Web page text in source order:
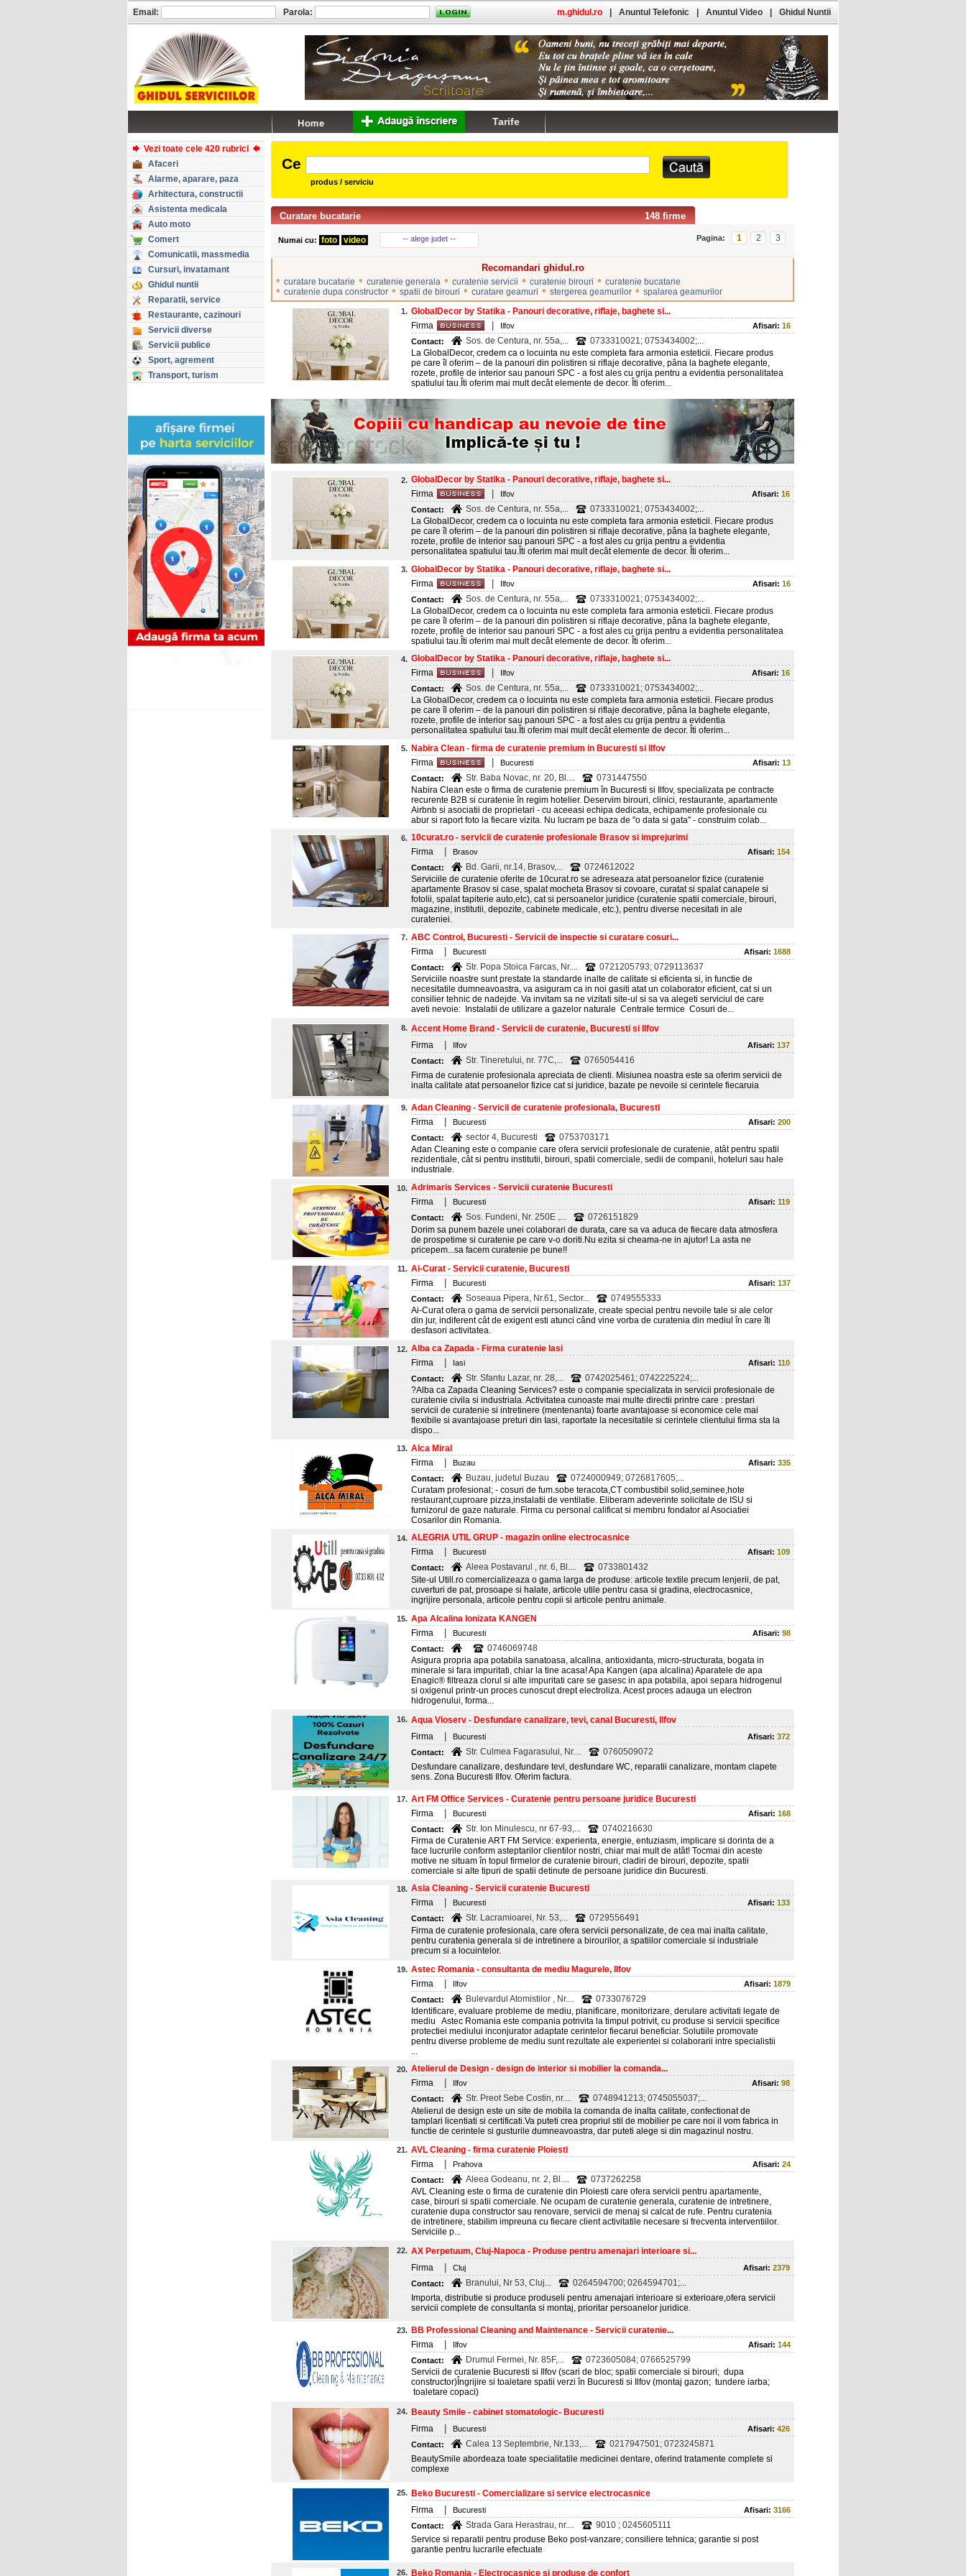
Vezi toate cele 420 rubrici
Afaceri
Alarme, aparare, paza
Arhitectura, constructii
Asistenta medicala
Auto moto
Comert
Comunicatii, massmedia
Cursuri, invatamant
Ghidul nuntii
Reparatii, service
Restaurante, cazinouri
Servicii diverse
Servicii publice
Sport, agrement
Transport, turism
Ce
produs / serviciu
148 firme
Curatare bucatarie
Numai cu: foto video -- alege judet -- Pagina: 1 2 3
Recomandari ghidul.ro
• curatare bucatarie • curatenie generala • curatenie servicii • curatenie birouri • curatenie bucatarie
• curatenie dupa constructor • spatii de birouri • curatare geamuri • stergerea geamurilor • spalarea geamurilor
1. GlobalDecor by Statika - Panouri decorative, riflaje, baghete si...
Firma
Ilfov Afisari: 16
Contact:
Sos. de Centura, nr. 55a,...
0733310021; 0753434002;...
La GlobalDecor, credem ca o locuinta nu este completa fara armonia esteticii. Fiecare produs
pe care îl oferim – de la panouri din polistiren si riflaje decorative, pâna la baghete elegante,
rozete, profile de interior sau panouri SPC - a fost ales cu grija pentru a evidentia personalitatea
spatiului tau.Îti oferim mai mult decât elemente de decor. Îti oferim...
2. GlobalDecor by Statika - Panouri decorative, riflaje, baghete si...
Firma
Ilfov Afisari: 16
Contact:
Sos. de Centura, nr. 55a,...
0733310021; 0753434002;...
La GlobalDecor, credem ca o locuinta nu este completa fara armonia esteticii. Fiecare produs
pe care îl oferim – de la panouri din polistiren si riflaje decorative, pâna la baghete elegante,
rozete, profile de interior sau panouri SPC - a fost ales cu grija pentru a evidentia
personalitatea spatiului tau.Îti oferim mai mult decât elemente de decor. Îti oferim...
3. GlobalDecor by Statika - Panouri decorative, riflaje, baghete si...
Firma
Ilfov Afisari: 16
Contact:
Sos. de Centura, nr. 55a,...
0733310021; 0753434002;...
La GlobalDecor, credem ca o locuinta nu este completa fara armonia esteticii. Fiecare produs
pe care îl oferim – de la panouri din polistiren si riflaje decorative, pâna la baghete elegante,
rozete, profile de interior sau panouri SPC - a fost ales cu grija pentru a evidentia personalitatea
spatiului tau.Îti oferim mai mult decât elemente de decor. Îti oferim...
4. GlobalDecor by Statika - Panouri decorative, riflaje, baghete si...
Firma
Ilfov Afisari: 16
Contact:
Sos. de Centura, nr. 55a,...
0733310021; 0753434002;...
La GlobalDecor, credem ca o locuinta nu este completa fara armonia esteticii. Fiecare produs
pe care îl oferim – de la panouri din polistiren si riflaje decorative, pâna la baghete elegante,
rozete, profile de interior sau panouri SPC - a fost ales cu grija pentru a evidentia
personalitatea spatiului tau.Îti oferim mai mult decât elemente de decor. Îti oferim...
5. Nabira Clean - firma de curatenie premium in Bucuresti si Ilfov
Firma
Bucuresti Afisari: 13
Contact:
Str. Baba Novac, nr. 20, Bl....
0731447550
Nabira Clean este o firma de curatenie premium în Bucuresti si Ilfov, specializata pe contracte
recurente B2B si curatenie în regim hotelier. Deservim birouri, clinici, restaurante, apartamente
Airbnb si asociatii de proprietari - cu aceeasi echipa dedicata, echipamente profesionale cu
abur si raport foto la fiecare vizita. Nu lucram pe baza de "o data si gata" - construim colab...
6. 10curat.ro - servicii de curatenie profesionale Brasov si imprejurimi
Firma
Brasov Afisari: 154
Contact:
Bd. Garii, nr.14, Brasov,...
0724612022
Serviciile de curatenie oferite de 10curat.ro se adreseaza atat persoanelor fizice (curatenie
apartamente Brasov si case, spalat mocheta Brasov si covoare, curatat si spalat canapele si
fotolii, spalat tapiterie auto,etc), cat si persoanelor juridice (curatenie spatii comerciale, birouri,
magazine, institutii, depozite, cabinete medicale, etc.), pentru diverse necesitati in ale
curateniei.
7. ABC Control, Bucuresti - Servicii de inspectie si curatare cosuri...
Firma
Bucuresti Afisari: 1688
Contact:
Str. Popa Stoica Farcas, Nr....
0721205793; 0729113637
Serviciile noastre sunt prestate la standarde inalte de calitate si eficienta si, in functie de
necesitatile dumneavoastra, va asiguram ca in noi gasiti atat un colaborator eficient, cat si un
consilier tehnic de nadejde. Va invitam sa ne vizitati site-ul si sa va alegeti serviciul de care
aveti nevoie: Instalatii de utilizare a gazelor naturale Centrale termice Cosuri de...
8. Accent Home Brand - Servicii de curatenie, Bucuresti si Ilfov
Firma
Ilfov Afisari: 137
Contact:
Str. Tineretului, nr. 77C,...
0765054416
Firma de curatenie profesionala apreciata de clienti. Misiunea noastra este sa oferim servicii de
inalta calitate atat persoanelor fizice cat si juridice, bazate pe nevoile si cerintele fiecaruia
9. Adan Cleaning - Servicii de curatenie profesionala, Bucuresti
Firma
Bucuresti Afisari: 200
Contact:
sector 4, Bucuresti
0753703171
Adan Cleaning este o companie care ofera servicii profesionale de curatenie, atât pentru spatii
rezidentiale, cât si pentru institutii, birouri, spatii comerciale, sedii de companii, hoteluri sau hale
industriale.
10. Adrimaris Services - Servicii curatenie Bucuresti
Firma
Bucuresti Afisari: 119
Contact:
Sos. Fundeni, Nr. 250E ,...
0726151829
Dorim sa punem bazele unei colaborari de durata, care sa va aduca de fiecare data atmosfera
de prospetime si curatenie pe care v-o doriti.Nu ezita si cheama-ne in ajutor! La asta ne
pricepem...sa facem curatenie pe bune!!
11. Ai-Curat - Servicii curatenie, Bucuresti
Firma
Bucuresti Afisari: 137
Contact:
Soseaua Pipera, Nr.61, Sector...
0749555333
Ai-Curat ofera o gama de servicii personalizate, create special pentru nevoile tale si ale celor
din jur, indiferent cât de exigent esti atunci când vine vorba de curatenia din mediul în care îti
desfasori activitatea.
12. Alba ca Zapada - Firma curatenie Iasi
Firma
Iasi Afisari: 110
Contact:
Str. Sfantu Lazar, nr. 28,...
0742025461; 0742225224;...
?Alba ca Zapada Cleaning Services? este o companie specializata in servicii profesionale de
curatenie civila si industriala. Activitatea cunoaste mai multe directii printre care : prestari
servicii de curatenie si intretinere (mentenanta) foarte avantajoase si economice cele mai
flexibile si avantajoase preturi din Iasi, raportate la necesitatile si cerintele clientului firma sta la
dispo...
13. Alca Miral
Firma
Buzau Afisari: 335
Contact:
Buzau, judetul Buzau
0724000949; 0726817605;...
Curatam profesional; - cosuri de fum.sobe teracota,CT combustibil solid,seminee,hote
restaurant,cuproare pizza,instalatii de ventilatie. Eliberam adeverinte solicitate de ISU si
furnizorul de gaze naturale. Firma cu personal calificat si membru fondator al Asociatiei
Cosarilor din Romania.
14. ALEGRIA UTIL GRUP - magazin online electrocasnice
Firma
Bucuresti Afisari: 109
Contact:
Aleea Postavarul , nr. 6, Bl....
0733801432
Site-ul Utill.ro comercializeaza o gama larga de produse: articole textile precum lenjerii, de pat,
cuverturi de pat, prosoape si halate, articole utile pentru casa si gradina, electrocasnice,
ingrijire personala, articole pentru copii si articole pentru animale.
15. Apa Alcalina Ionizata KANGEN
Firma
Bucuresti Afisari: 98
Contact:
0746069748
Asigura propria apa potabila sanatoasa, alcalina, antioxidanta, micro-structurata, bogata in
minerale si fara impuritati, chiar la tine acasa! Apa Kangen (apa alcalina) Aparatele de apa
Enagic® filtreaza clorul si alte impuritati care se gasesc in apa potabila, apoi separa hidrogenul
si oxigenul printr-un proces cunoscut drept electroliza. Acest proces adauga un electron
hidrogenului, forma...
16. Aqua Vioserv - Desfundare canalizare, tevi, canal Bucuresti, Ilfov
Firma
Bucuresti Afisari: 372
Contact:
Str. Culmea Fagarasului, Nr....
0760509072
Desfundare canalizare, desfundare tevi, desfundare WC, reparatii canalizare, montam clapete
sens. Zona Bucuresti Ilfov. Oferim factura.
17. Art FM Office Services - Curatenie pentru persoane juridice Bucuresti
Firma
Bucuresti Afisari: 168
Contact:
Str. Ion Minulescu, nr 67-93,...
0740216630
Firma de Curatenie ART FM Service: experienta, energie, entuziasm, implicare si dorinta de a
face lucrurile conform asteptarilor clientilor nostri, chiar mai mult de atât! Tocmai din aceste
motive ne situam în topul firmelor de curatenie birouri, cladiri de birouri, depozite, spatii
comerciale si alte tipuri de spatii detinute de persoane juridice din Bucuresti.
18. Asia Cleaning - Servicii curatenie Bucuresti
Firma
Bucuresti Afisari: 133
Contact:
Str. Lacramioarei, Nr. 53,...
0729556491
Firma de curatenie profesionala, care ofera servicii personalizate, de cea mai inalta calitate,
pentru curatenia generala si de intretinere a birourilor, a spatiilor comerciale si industriale
precum si a locuintelor.
19. Astec Romania - consultanta de mediu Magurele, Ilfov
Firma
Ilfov Afisari: 1879
Contact:
Bulevardul Atomistilor , Nr....
0733076729
Identificare, evaluare probleme de mediu, planificare, monitorizare, derulare activitati legate de
mediu Astec Romania este compania potrivita la timpul potrivit, cu produse si servicii specifice
protectiei mediului inconjurator adaptate cerintelor fiecarui beneficiar. Solutiile promovate
pentru diverse probleme de mediu sunt rezultate ale experientei si colaborarii intre specialistii
...
20. Atelierul de Design - design de interior si mobilier la comanda...
Firma
Ilfov Afisari: 98
Contact:
Str. Preot Sebe Costin, nr....
0748941213; 0745055037;...
Atelierul de design este un site de mobila la comanda de inalta calitate, confectionat de
tamplari licentiati si certificati.Va puteti crea propriul stil de mobilier pe care noi il vom fabrica in
functie de cerintele si gusturile dumneavoastra, dar puteti alege si din magazinul nostru.
21. AVL Cleaning - firma curatenie Ploiesti
Firma
Prahova Afisari: 24
Contact:
Aleea Godeanu, nr. 2, Bl....
0737262258
AVL Cleaning este o firma de curatenie din Ploiesti care ofera servicii pentru apartamente,
case, birouri si spatii comerciale. Ne ocupam de curatenie generala, curatenie de intretinere,
curatenie dupa constructor sau renovare, servicii de menaj si calcat de rufe. Pentru curatenia
de intretinere, stabilim impreuna cu fiecare client activitatile necesare si frecventa interventiilor.
Serviciile p...
22. AX Perpetuum, Cluj-Napoca - Produse pentru amenajari interioare si...
Firma
Cluj Afisari: 2379
Contact:
Branului, Nr 53, Cluj...
0264594700; 0264594701;...
Importa, distributie si produce produseli pentru amenajari interioare si exterioare,ofera servicii
servicii complete de consultanta si montaj, prioritar persoanelor juridice.
23. BB Professional Cleaning and Maintenance - Servicii curatenie...
Firma
Ilfov Afisari: 144
Contact:
Drumul Fermei, Nr. 85F,...
0723605084; 0766525799
Servicii de curatenie Bucuresti si Ilfov (scari de bloc; spatii comerciale si birouri; dupa
constructor)Îngrijire si toaletare spatii verzi în Bucuresti si Ilfov (montaj gazon; tundere iarba;
toaletare copaci)
24. Beauty Smile - cabinet stomatologic- Bucuresti
Firma
Bucuresti Afisari: 426
Contact:
Calea 13 Septembrie, Nr.133,...
0217947501; 0723245871
BeautySmile abordeaza toate specialitatile medicinei dentare, oferind tratamente complete si
complexe
25. Beko Bucuresti - Comercializare si service electrocasnice
Firma
Bucuresti Afisari: 3166
Contact:
Strada Gara Herastrau, nr....
9010 ; 0245605111
Service si reparatii pentru produse Beko post-vanzare; consiliere tehnica; garantie si post
garantie pentru lucrarile efectuate
26. Beko Romania - Electrocasnice si produse de confort
Email: Parola: m.ghidul.ro Anuntul Telefonic Anuntul Video Ghidul Nuntii
Tarife